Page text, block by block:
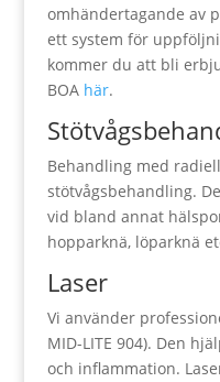
omhändertagande av
ett system för
kommer du att bli
BOA här.
Behandling med
stötvågsbehandling.
vid bland annat
hopparknä, löparknä
Laser
Vi använder
MID-LITE 904). Den
och inflammation.